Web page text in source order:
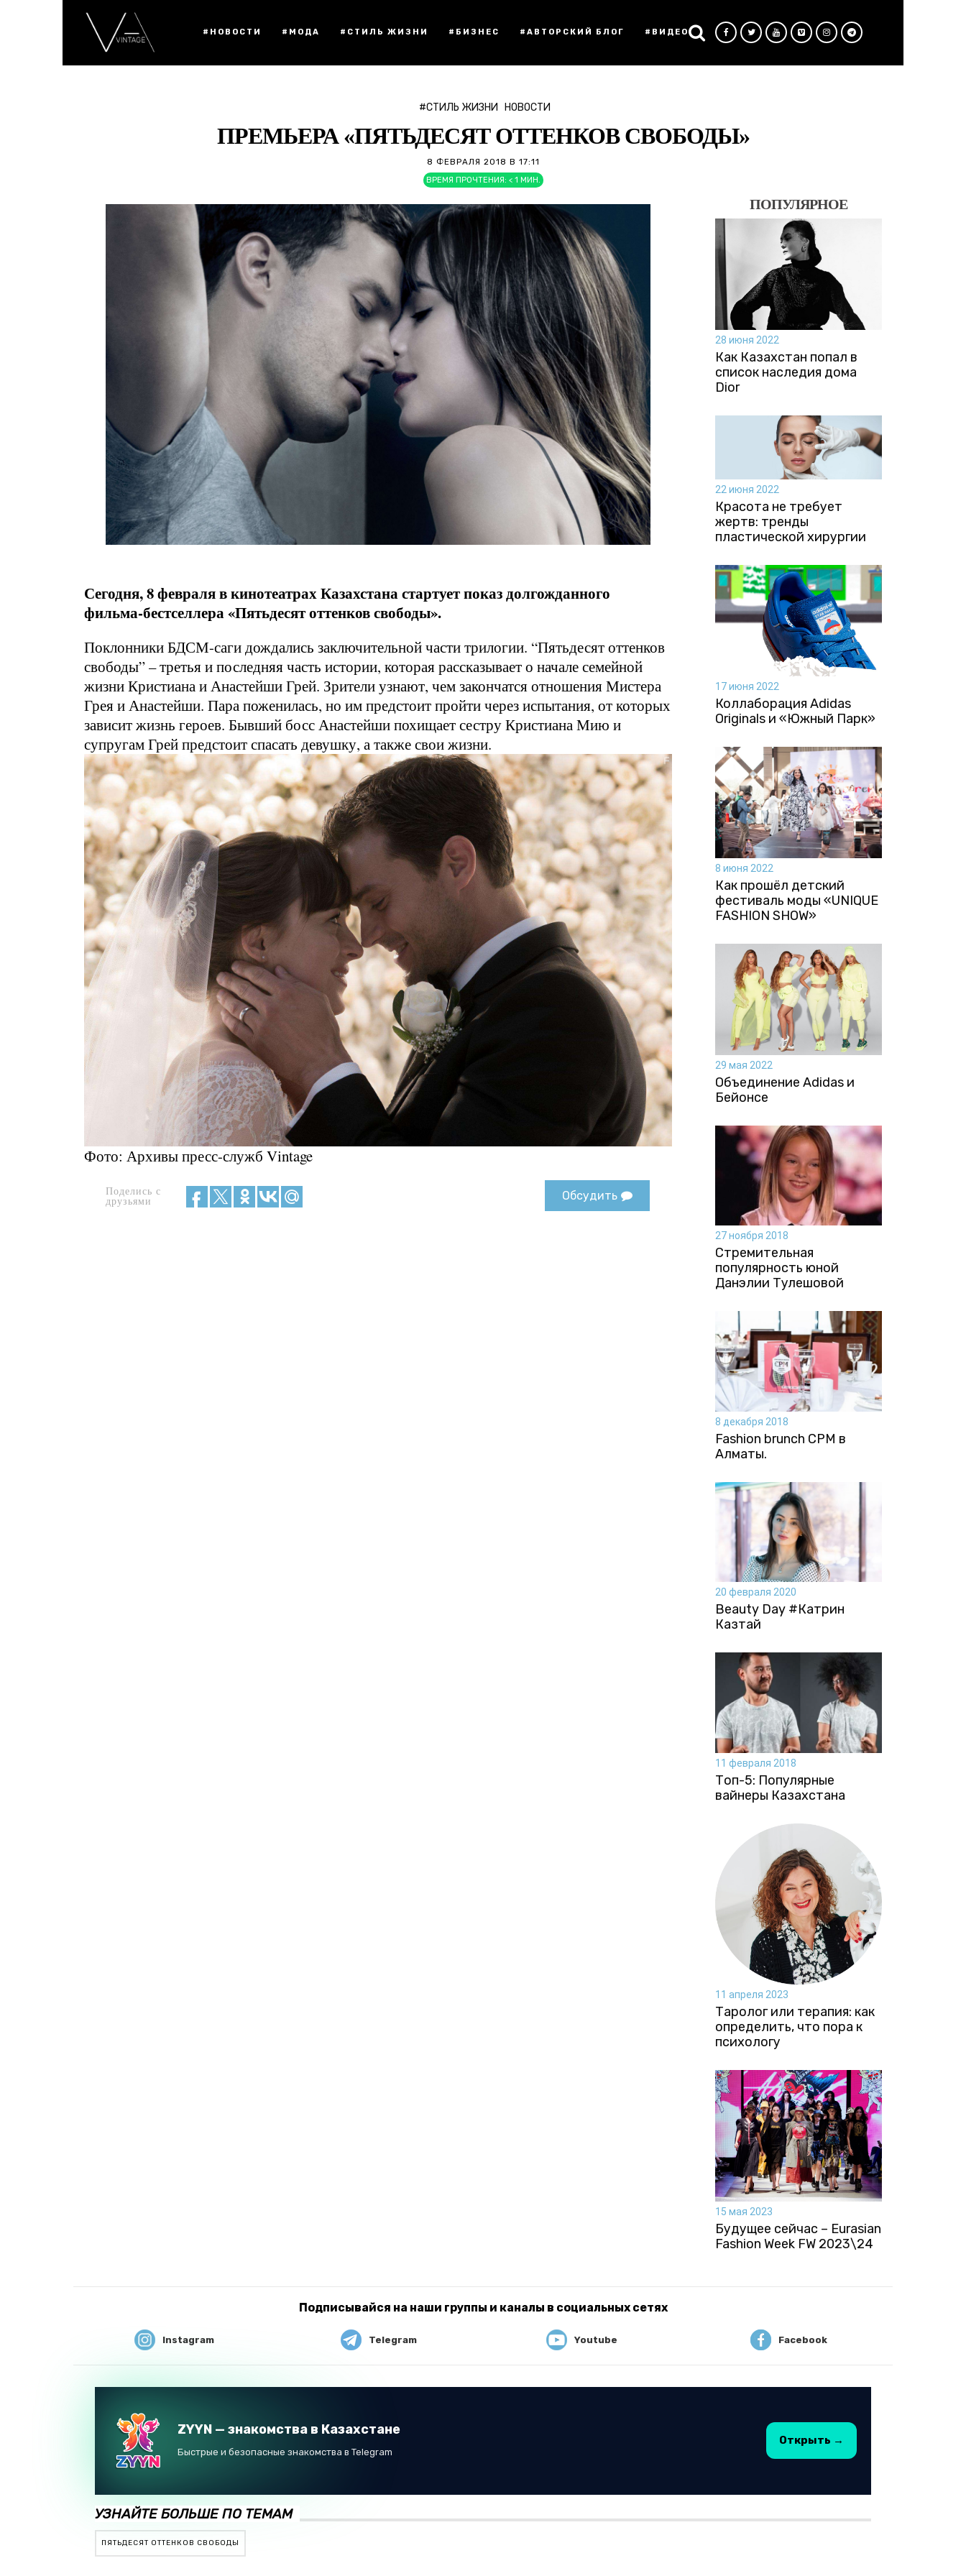
#НОВОСТИ #МОДА #СТИЛЬ ЖИЗНИ #БИЗНЕС #АВТОРСКИЙ БЛОГ #ВИДЕО
#СТИЛЬ ЖИЗНИ НОВОСТИ
ПРЕМЬЕРА «ПЯТЬДЕСЯТ ОТТЕНКОВ СВОБОДЫ»
8 ФЕВРАЛЯ 2018 В 17:11
ВРЕМЯ ПРОЧТЕНИЯ: < 1 МИН.
Сегодня, 8 февраля в кинотеатрах Казахстана стартует показ долгожданного
фильма-бестселлера «Пятьдесят оттенков свободы».
Поклонники БДСМ-саги дождались заключительной части трилогии. “Пятьдесят оттенков
свободы” – третья и последняя часть истории, которая рассказывает о начале семейной
жизни Кристиана и Анастейши Грей. Зрители узнают, чем закончатся отношения Мистера
Грея и Анастейши. Пара поженилась, но им предстоит пройти через испытания, от которых
зависит жизнь героев. Бывший босс Анастейши похищает сестру Кристиана Мию и
супругам Грей предстоит спасать девушку, а также свои жизни.
Фото: Архивы пресс-служб Vintage
Поделись с
друзьями
Обсудить
ПОПУЛЯРНОЕ
28 июня 2022
Как Казахстан попал в
список наследия дома
Dior
22 июня 2022
Красота не требует
жертв: тренды
пластической хирургии
17 июня 2022
Коллаборация Аdidas
Originals и «Южный Парк»
8 июня 2022
Как прошёл детский
фестиваль моды «UNIQUE
FASHION SHOW»
29 мая 2022
Объединение Adidas и
Бейонсе
27 ноября 2018
Стремительная
популярность юной
Данэлии Тулешовой
8 декабря 2018
Fashion brunch CPM в
Алматы.
20 февраля 2020
Beauty Day #Катрин
Казтай
11 февраля 2018
Топ-5: Популярные
вайнеры Казахстана
11 апреля 2023
Таролог или терапия: как
определить, что пора к
психологу
15 мая 2023
Будущее сейчас – Eurasian
Fashion Week FW 2023\24
Подписывайся на наши группы и каналы в социальных сетях
Instagram Telegram Youtube Facebook
ZYYN — знакомства в Казахстане
Быстрые и безопасные знакомства в Telegram
Открыть →
УЗНАЙТЕ БОЛЬШЕ ПО ТЕМАМ
ПЯТЬДЕСЯТ ОТТЕНКОВ СВОБОДЫ